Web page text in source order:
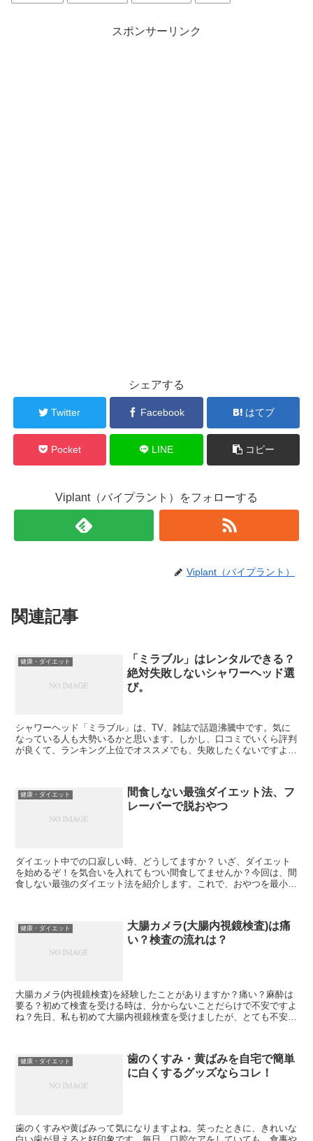
ド
スポンサーリンク
シェアする
Twitter Facebook はてブ
Pocket LINE コピー
Viplant（バイプラント）をフォローする
Viplant（バイプラント）
関連記事
健康・ダイエット
「ミラブル」はレンタルできる？
絶対失敗しないシャワーヘッド選
び。
シャワーヘッド「ミラブル」は、TV、雑誌で話題沸騰中です。気に
なっている人も大勢いるかと思います。しかし、口コミでいくら評判
が良くて、ランキング上位でオススメでも、失敗したくないですよ
健康・ダイエット
間食しない最強ダイエット法、フ
レーバーで脱おやつ
ダイエット中での口寂しい時、どうしてますか？ いざ、ダイエット
を始めるぞ！を気合いを入れてもつい間食してませんか？今回は、間
食しない最強のダイエット法を紹介します。これで、おやつを最小限
健康・ダイエット
大腸カメラ(大腸内視鏡検査)は痛
い？検査の流れは？
大腸カメラ(内視鏡検査)を経験したことがありますか？痛い？麻酔は
要る？初めて検査を受ける時は、分からないことだらけで不安ですよ
ね？先日、私も初めて大腸内視鏡検査を受けましたが、とても不安で
健康・ダイエット
歯のくすみ・黄ばみを自宅で簡単
に白くするグッズならコレ！
歯のくすみや黄ばみって気になりますよね。笑ったときに、きれいな
白い歯が見えると好印象です。毎日、口腔ケアをしていても、食事や